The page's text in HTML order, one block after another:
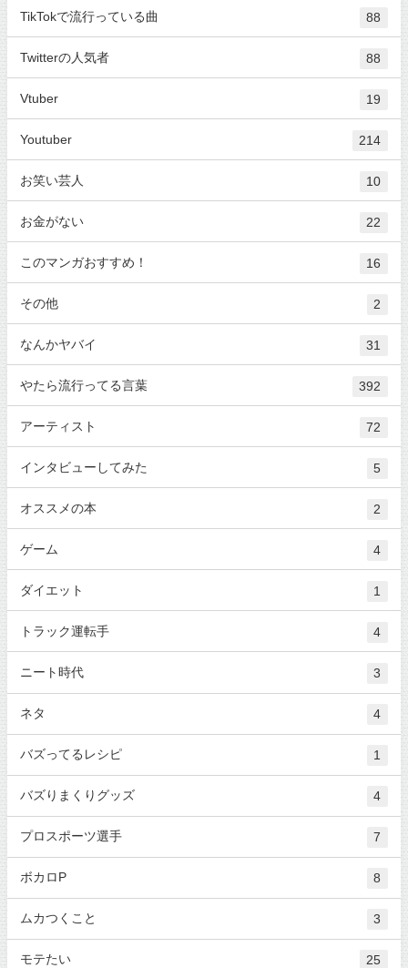
TikTokで流行っている曲 88
Twitterの人気者 88
Vtuber 19
Youtuber 214
お笑い芸人 10
お金がない 22
このマンガおすすめ！ 16
その他 2
なんかヤバイ 31
やたら流行ってる言葉 392
アーティスト 72
インタビューしてみた 5
オススメの本 2
ゲーム 4
ダイエット 1
トラック運転手 4
ニート時代 3
ネタ 4
バズってるレシピ 1
バズりまくりグッズ 4
プロスポーツ選手 7
ボカロP 8
ムカつくこと 3
モテたい 25